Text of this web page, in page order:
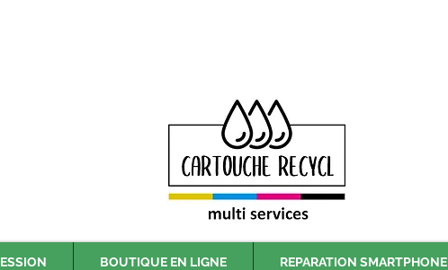
BOUTIQUE EN LIGNE REPARATION SMARTPHONE